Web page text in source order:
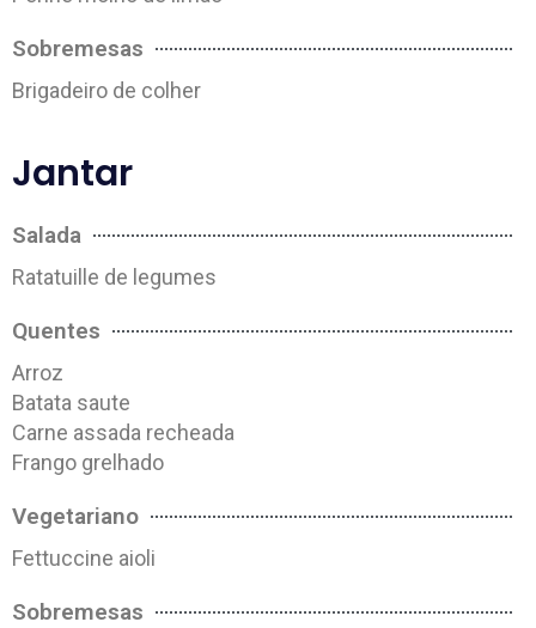
Sobremesas
Brigadeiro de colher
Jantar
Salada
Ratatuille de legumes
Quentes
Arroz
Batata saute
Carne assada recheada
Frango grelhado
Vegetariano
Fettuccine aioli
Sobremesas